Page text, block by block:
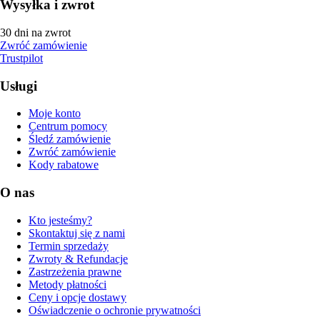
Wysyłka i zwrot
30 dni na zwrot
Zwróć zamówienie
Trustpilot
Usługi
Moje konto
Centrum pomocy
Śledź zamówienie
Zwróć zamówienie
Kody rabatowe
O nas
Kto jesteśmy?
Skontaktuj się z nami
Termin sprzedaży
Zwroty & Refundacje
Zastrzeżenia prawne
Metody płatności
Ceny i opcje dostawy
Oświadczenie o ochronie prywatności